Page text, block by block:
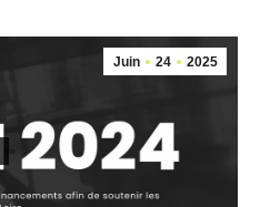
Juin 24 2025